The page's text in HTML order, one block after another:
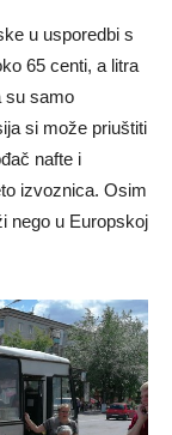
u usporedbi s
65 centi, a litra
su samo
si može priuštiti
nafte i
izvoznica. Osim
nego u Europskoj